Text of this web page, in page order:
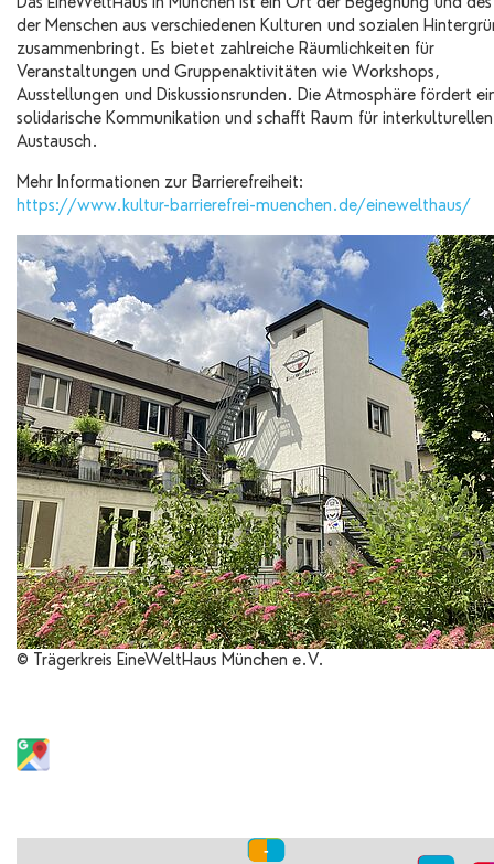
der Menschen aus verschiedenen Kulturen und sozialen
zusammenbringt. Es bietet zahlreiche Räumlichkeiten für
Veranstaltungen und Gruppenaktivitäten wie Workshops,
Ausstellungen und Diskussionsrunden. Die Atmosphäre fördert
solidarische Kommunikation und schafft Raum für interkulturellen
Austausch.
Mehr Informationen zur Barrierefreiheit:
https://www.kultur-barrierefrei-muenchen.de/einewelthaus/
© Trägerkreis EineWeltHaus München e.V.